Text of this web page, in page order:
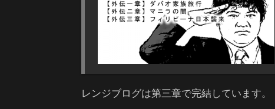
レンジブログは第三章で完結しています。